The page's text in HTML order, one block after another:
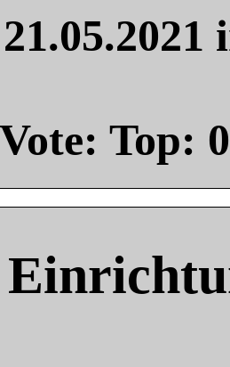
Vote: Top: 0